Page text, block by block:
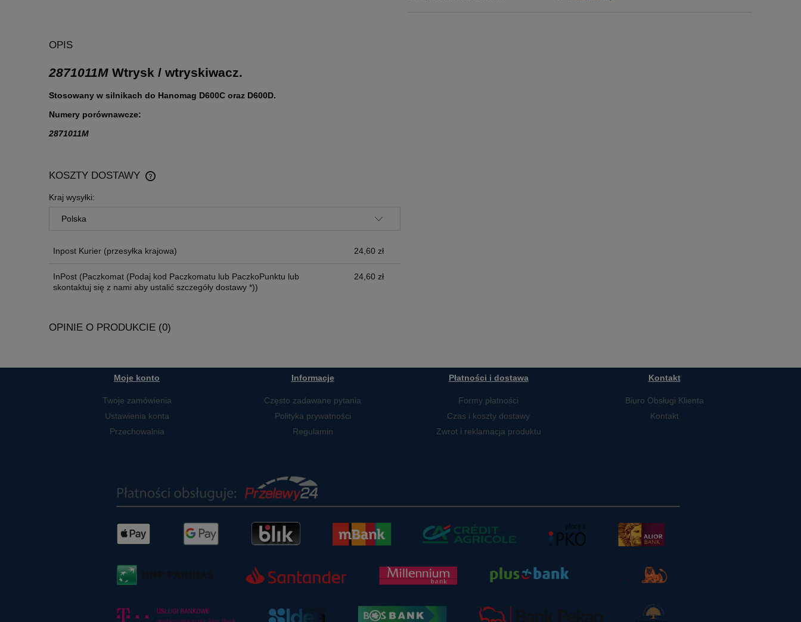
OPIS
2871011M Wtrysk / wtryskiwacz.
Stosowany w silnikach do Hanomag D600C oraz D600D.
Numery porównawcze:
2871011M
KOSZTY DOSTAWY
Kraj wysyłki:
Inpost Kurier (przesyłka krajowa) 24,60 zł
InPost (Paczkomat (Podaj kod Paczkomatu lub PaczkoPunktu lub
skontaktuj się z nami aby ustalić szczegóły dostawy *))
24,60 zł
OPINIE O PRODUKCIE (0)
Moje konto
Twoje zamówienia
Ustawienia konta
Przechowalnia
Informacje
Często zadawane pytania
Polityka prywatności
Regulamin
Płatności i dostawa
Formy płatności
Czas i koszty dostawy
Zwrot i reklamacja produktu
Kontakt
Biuro Obsługi Klienta
Kontakt